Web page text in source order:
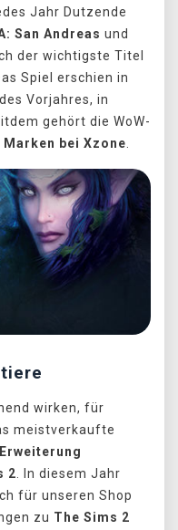
Jahr Dutzende
San Andreas und
der wichtigste Titel
Spiel erschien in
Vorjahres, in
gehört die WoW-
bei Xzone.
wirken, für
meistverkaufte
Erweiterung
2 . In diesem Jahr
für unseren Shop
zu The Sims 2